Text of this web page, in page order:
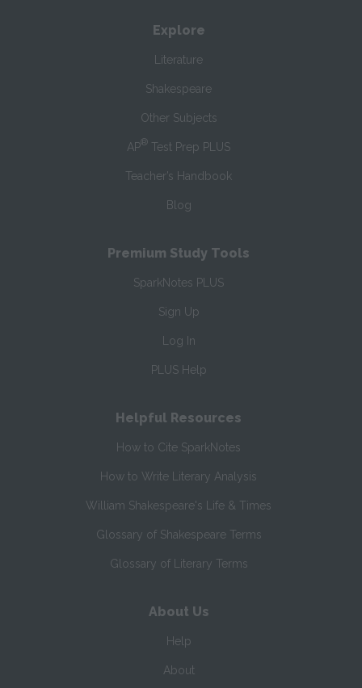
Explore
Literature
Shakespeare
Other Subjects
AP® Test Prep PLUS
Teacher’s Handbook
Blog
Premium Study Tools
SparkNotes PLUS
Sign Up
Log In
PLUS Help
Helpful Resources
How to Cite SparkNotes
How to Write Literary Analysis
William Shakespeare's Life & Times
Glossary of Shakespeare Terms
Glossary of Literary Terms
About Us
Help
About